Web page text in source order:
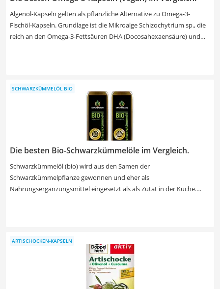
Algenöl-Kapseln gelten als pflanzliche Alternative zu Omega-3-
Fischöl-Kapseln. Grundlage ist die Mikroalge Schizochytrium sp., die
reich an den Omega-3-Fettsäuren DHA (Docosahexaensäure) und
Anteil von mindestens 600 mg, damit Sie schneller eine ausreichende
Omega-3-Fettsäuren-Zufuhr erreichen können.
Die besten Bio-Schwarzkümmelöle im Vergleich.
Schwarzkümmelöl (bio) wird aus den Samen der
Schwarzkümmelpflanze gewonnen und eher als
Nahrungsergänzungsmittel eingesetzt als als Zutat in der Küche.
gemindert werden. Wählen Sie jetzt ein Schwarzkümmelöl (bio) mit
DLG-Siegel aus unserer Vergleichstabelle, um ein garantiert qualitativ
hochwertiges Produkt zu erhalten.
SCHWARZKÜMMELÖL BIO
ARTISCHOCKEN-KAPSELN